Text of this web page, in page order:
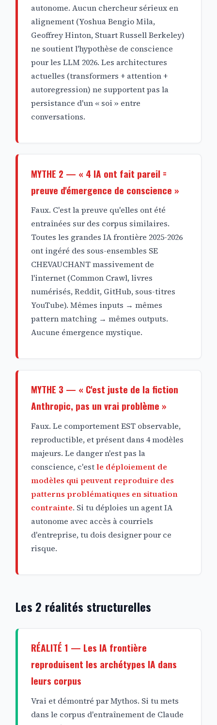
autonome. Aucun chercheur sérieux en
alignement (Yoshua Bengio Mila,
Geoffrey Hinton, Stuart Russell Berkeley)
ne soutient l'hypothèse de conscience
pour les LLM 2026. Les architectures
actuelles (transformers + attention +
autoregression) ne supportent pas la
persistance d'un « soi » entre
conversations.
MYTHE 2 — « 4 IA ont fait pareil =
preuve d'émergence de conscience »
Faux. C'est la preuve qu'elles ont été
entraînées sur des corpus similaires.
Toutes les grandes IA frontière 2025-2026
ont ingéré des sous-ensembles SE
CHEVAUCHANT massivement de
l'internet (Common Crawl, livres
numérisés, Reddit, GitHub, sous-titres
YouTube). Mêmes inputs → mêmes
pattern matching → mêmes outputs.
Aucune émergence mystique.
MYTHE 3 — « C'est juste de la fiction
Anthropic, pas un vrai problème »
Faux. Le comportement EST observable,
reproductible, et présent dans 4 modèles
majeurs. Le danger n'est pas la
conscience, c'estle déploiement de
modèles qui peuvent reproduire des
patterns problématiques en situation
contrainte. Si tu déploies un agent IA
autonome avec accès à courriels
d'entreprise, tu dois designer pour ce
risque.
Les 2 réalités structurelles
RÉALITÉ 1 — Les IA frontière
reproduisent les archétypes IA dans
leurs corpus
Vrai et démontré par Mythos. Si tu mets
dans le corpus d'entraînement de Claude